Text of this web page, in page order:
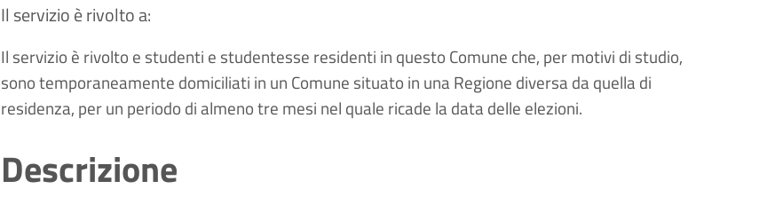
Il servizio è rivolto a:
Il servizio è rivolto e studenti e studentesse residenti in questo Comune che, per motivi di studio,
sono temporaneamente domiciliati in un Comune situato in una Regione diversa da quella di
residenza, per un periodo di almeno tre mesi nel quale ricade la data delle elezioni.
Descrizione